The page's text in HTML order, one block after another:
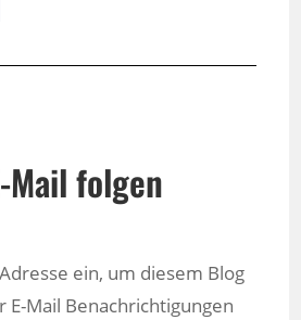
Mail folgen
ein, um diesem Blog
E-Mail Benachrichtigungen